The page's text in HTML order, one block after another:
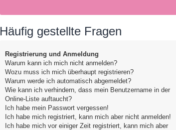
Häufig gestellte Fragen
Registrierung und Anmeldung
Warum kann ich mich nicht anmelden?
Wozu muss ich mich überhaupt registrieren?
Warum werde ich automatisch abgemeldet?
Wie kann ich verhindern, dass mein Benutzername in der
Online-Liste auftaucht?
Ich habe mein Passwort vergessen!
Ich habe mich registriert, kann mich aber nicht anmelden!
Ich habe mich vor einiger Zeit registriert, kann mich aber